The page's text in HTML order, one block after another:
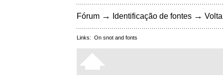
Fórum → Identificação de fontes →
Links: On snot and fonts